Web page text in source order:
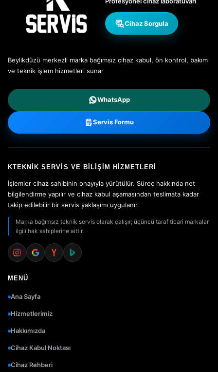
Cihaz Sorgula
Beylikdüzü merkezli marka bağımsız cihaz kabul, ön kontrol, bakım
ve teknik işlem hizmetleri sunar
WhatsApp
Servis Formu
KTEKNIK SERVIS VE BILIŞIM HIZMETLERI
İşlemler cihaz sahibinin onayıyla yürütülür. Süreç hakkında net
bilgilendirme yapılır ve cihaz kabul aşamasından teslimata kadar
takip edilebilir bir servis yaklaşımı uygulanır.
Marka bağımsız teknik servis olarak çalışır; üçüncü taraf ticari markalar
ilgili hak sahiplerine aittir.
MENÜ
Ana Sayfa
Hizmetlerimiz
Hakkımızda
Cihaz Kabul Noktası
Cihaz Rehberi